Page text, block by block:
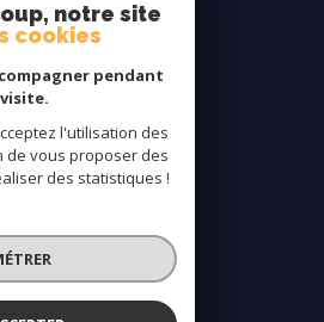
notre site
cookies
pendant
l'utilisation des
de vous proposer des
des statistiques !